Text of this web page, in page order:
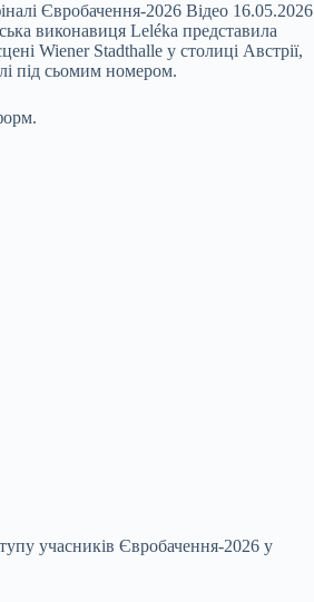
Євробачення-2026 Відео 16.05.2026
виконавиця Leléka представила
Wiener Stadthalle у столиці Австрії,
під сьомим номером.
учасників Євробачення-2026 у